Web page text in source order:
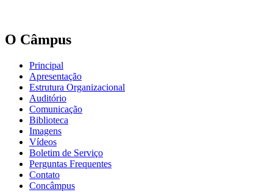
O Câmpus
Principal
Apresentação
Estrutura Organizacional
Auditório
Comunicação
Biblioteca
Imagens
Vídeos
Boletim de Serviço
Perguntas Frequentes
Contato
Concâmpus